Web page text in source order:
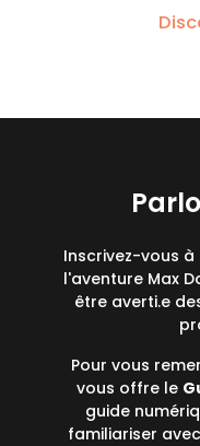
Inscrivez-vous
l'aventure Max
être averti.e
Pour vous
vous offre le
guide
familiariser